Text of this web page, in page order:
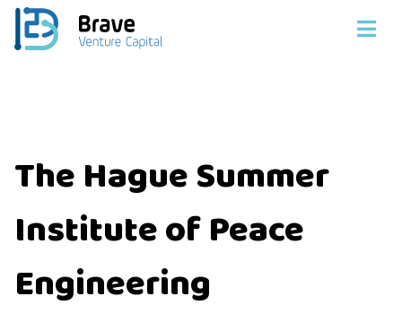
The Hague Summer
Institute of Peace
Engineering